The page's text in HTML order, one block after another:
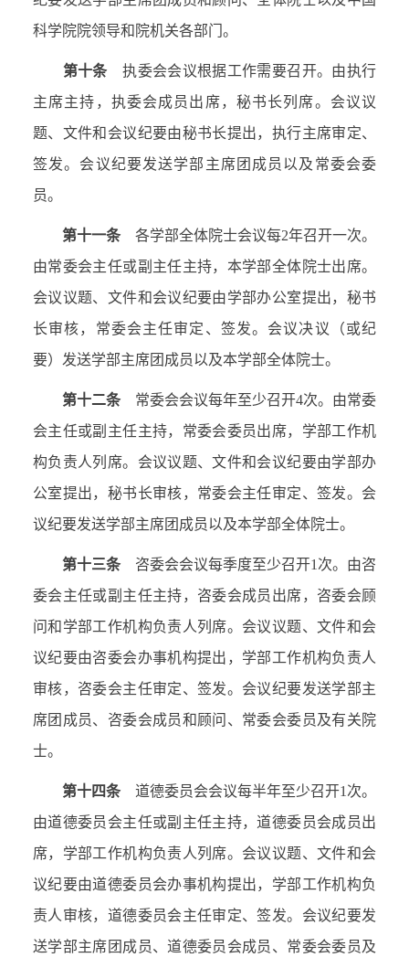
科学院院领导和院机关各部门。
第十条
执委会会议根据工作需要召开。由执行
主席主持，执委会成员出席，秘书长列席。会议议
题、文件和会议纪要由秘书长提出，执行主席审定、
签发。会议纪要发送学部主席团成员以及常委会委
员。
第十一条 各学部全体院士会议每2年召开一次。
由常委会主任或副主任主持，本学部全体院士出席。
会议议题、文件和会议纪要由学部办公室提出，秘书
长审核，常委会主任审定、签发。会议决议（或纪
要）发送学部主席团成员以及本学部全体院士。
第十二条 常委会会议每年至少召开4次。由常委
会主任或副主任主持，常委会委员出席，学部工作机
构负责人列席。会议议题、文件和会议纪要由学部办
公室提出，秘书长审核，常委会主任审定、签发。会
议纪要发送学部主席团成员以及本学部全体院士。
第十三条 咨委会会议每季度至少召开1 次。由咨
委会主任或副主任主持，咨委会成员出席，咨委会顾
问和学部工作机构负责人列席。会议议题、文件和会
议纪要由咨委会办事机构提出，学部工作机构负责人
审核，咨委会主任审定、签发。会议纪要发送学部主
席团成员、咨委会成员和顾问、常委会委员及有关院
士。
第十四条 道德委员会会议每半年至少召开1 次。
由道德委员会主任或副主任主持，道德委员会成员出
席，学部工作机构负责人列席。会议议题、文件和会
议纪要由道德委员会办事机构提出，学部工作机构负
责人审核，道德委员会主任审定、签发。会议纪要发
送学部主席团成员、道德委员会成员、常委会委员及